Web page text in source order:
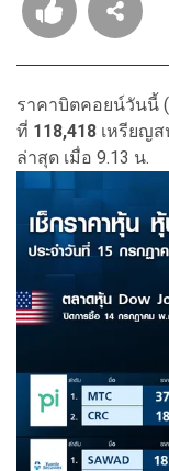
ราคาบิตคอยน์วันนี้
ที่ 118,418 เหรียญส
ล่าสุด เมื่อ 9.13 น.